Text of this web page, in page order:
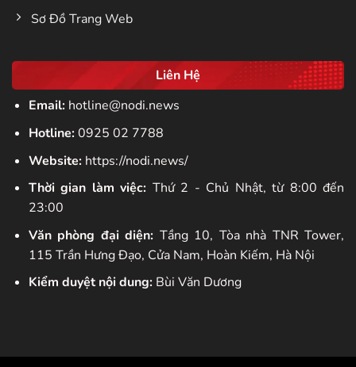
Sơ Đồ Trang Web
Liên Hệ
Email: hotline@nodi.news
Hotline:0925 02 7788
Website: https://nodi.news/
Thời gian làm việc: Thứ 2 - Chủ Nhật, từ 8:00 đến
23:00
Văn phòng đại diện: Tầng 10, Tòa nhà TNR Tower,
115 Trần Hưng Đạo, Cửa Nam, Hoàn Kiếm, Hà Nội
Kiểm duyệt nội dung: Bùi Văn Dương